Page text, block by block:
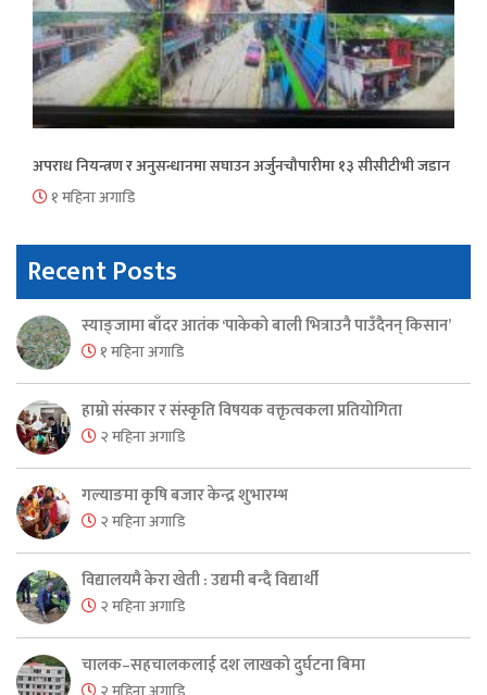
अपराध नियन्त्रण र अनुसन्धानमा सघाउन अर्जुनचौपारीमा १३ सीसीटीभी जडान
१ महिना अगाडि
Recent Posts
स्याङ्जामा बाँदर आतंक ‘पाकेको बाली भित्राउनै पाउँदैनन् किसान’
१ महिना अगाडि
हाम्रो संस्कार र संस्कृति विषयक वक्तृत्वकला प्रतियोगिता
२ महिना अगाडि
गल्याङमा कृषि बजार केन्द्र शुभारम्भ
२ महिना अगाडि
विद्यालयमै केरा खेती : उद्यमी बन्दै विद्यार्थी
२ महिना अगाडि
चालक–सहचालकलाई दश लाखको दुर्घटना बिमा